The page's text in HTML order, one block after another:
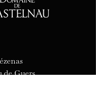
de Guers